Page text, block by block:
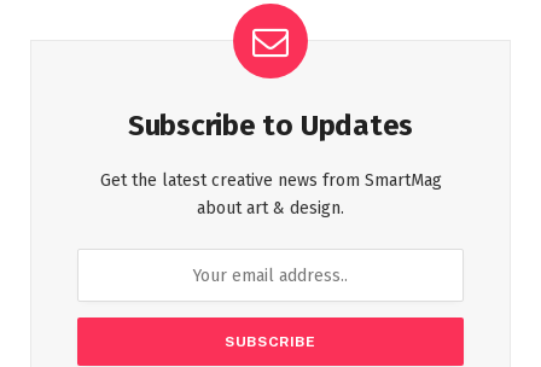
Subscribe to Updates
Get the latest creative news from SmartMag
about art & design.